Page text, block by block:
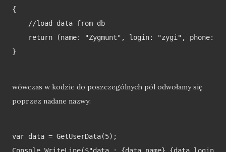
{
    //load data from db
return (name: "Zygmunt", login: "zygi", phone:
}
wówczas w kodzie do poszczególnych pól odwołamy się
poprzez nadane nazwy:
var data = GetUserData(5);